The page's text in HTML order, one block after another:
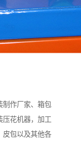
制作厂家、箱包
压花机器，加工
皮包以及其他各